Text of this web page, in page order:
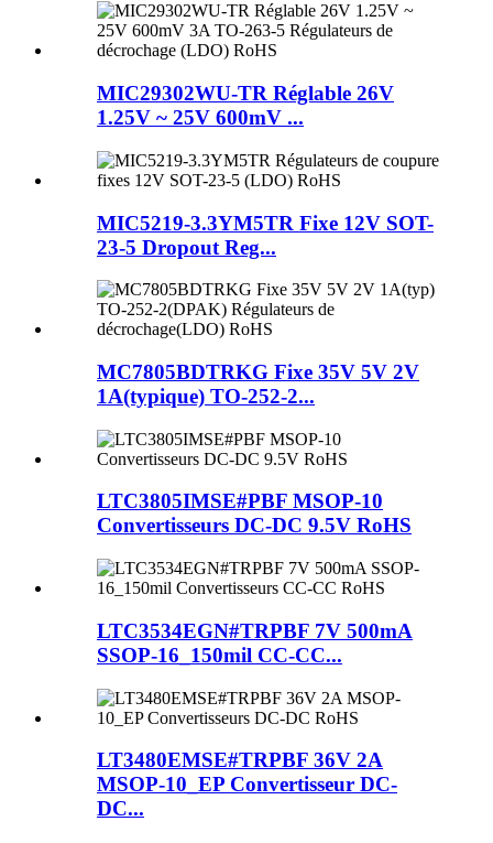
MIC29302WU-TR Réglable 26V
1.25V ~ 25V 600mV ...
MIC5219-3.3YM5TR Fixe 12V SOT-
23-5 Dropout Reg...
MC7805BDTRKG Fixe 35V 5V 2V
1A(typique) TO-252-2...
LTC3805IMSE#PBF MSOP-10
Convertisseurs DC-DC 9.5V RoHS
LTC3534EGN#TRPBF 7V 500mA
SSOP-16_150mil CC-CC...
LT3480EMSE#TRPBF 36V 2A
MSOP-10_EP Convertisseur DC-
DC...